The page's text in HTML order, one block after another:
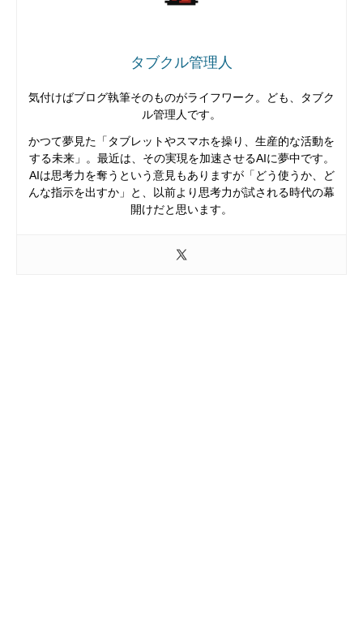
タブクル管理人
気付けばブログ執筆そのものがライフワーク。ども、タブク
ル管理人です。
かつて夢見た「タブレットやスマホを操り、生産的な活動を
する未来」。最近は、その実現を加速させるAIに夢中です。
AIは思考力を奪うという意見もありますが「どう使うか、ど
んな指示を出すか」と、以前より思考力が試される時代の幕
開けだと思います。